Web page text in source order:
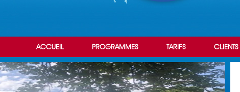
ACCUEIL PROGRAMMES TARIFS CLIENTS